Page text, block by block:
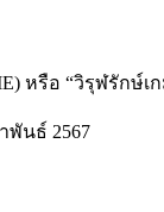
หรือ “วิรุฬรักษ์เ
พันธ์ 2567